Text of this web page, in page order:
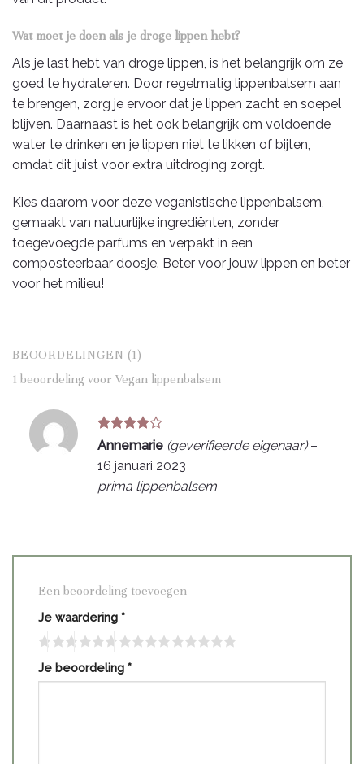
Wat moet je doen als je droge lippen hebt?
Als je last hebt van droge lippen, is het belangrijk om ze
goed te hydrateren. Door regelmatig lippenbalsem aan
te brengen, zorg je ervoor dat je lippen zacht en soepel
blijven. Daarnaast is het ook belangrijk om voldoende
water te drinken en je lippen niet te likken of bijten,
omdat dit juist voor extra uitdroging zorgt.
Kies daarom voor deze veganistische lippenbalsem,
gemaakt van natuurlijke ingrediënten, zonder
toegevoegde parfums en verpakt in een
composteerbaar doosje. Beter voor jouw lippen en beter
voor het milieu!
BEOORDELINGEN (1)
1 beoordeling voor Vegan lippenbalsem
Gewaardeerd
Annemarie (geverifieerde eigenaar) –
16 januari 2023
prima lippenbalsem
Een beoordeling toevoegen
Je waardering *
Je beoordeling *